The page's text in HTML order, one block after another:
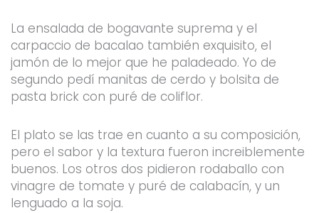
La ensalada de bogavante suprema y el
carpaccio de bacalao también exquisito, el
jamón de lo mejor que he paladeado. Yo de
segundo pedí manitas de cerdo y bolsita de
pasta brick con puré de coliflor.
El plato se las trae en cuanto a su composición,
pero el sabor y la textura fueron increiblemente
buenos. Los otros dos pidieron rodaballo con
vinagre de tomate y puré de calabacín, y un
lenguado a la soja.